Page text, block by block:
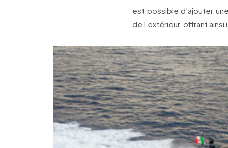
est possible d’ajouter
de l’extérieur, offrant